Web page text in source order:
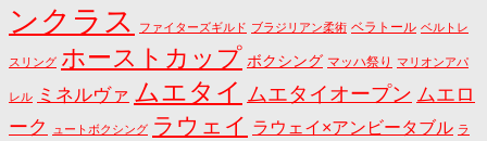
ンクラス
ファイターズギルド ブラジリアン柔術 ベラトール ベルトレ
スリング ホーストカップ ボクシング マッハ祭り マリオンアパ
レル ミネルヴァ ムエタイ ムエタイオープン ムエロ
ーク
ュートボクシング ラウェイ ラウェイ×アンビータブル ラ